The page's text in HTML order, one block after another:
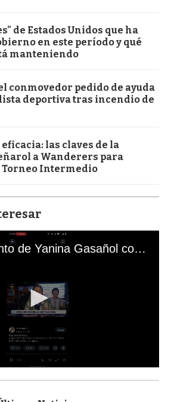
de Estados Unidos que ha
en este período y qué
manteniendo
conmovedor pedido de ayuda
deportiva tras incendio de
las claves de la
a Wanderers para
Intermedio
El mal momento de Yanina Gasañol con un hincha argentino en "Subrayado"